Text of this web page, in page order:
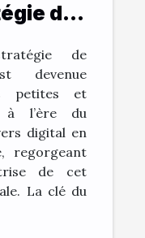
de
de
devenue
petites et
à l’ère du
digital en
regorgeant
de cet
La clé du